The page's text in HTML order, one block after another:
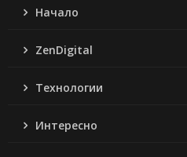
Начало
ZenDigital
Технологии
Интересно